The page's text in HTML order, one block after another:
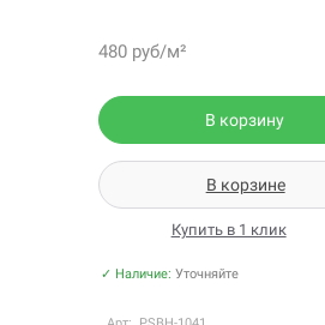
480 руб/м²
В корзину
В корзине
Купить в 1 клик
✓ Наличие:Уточняйте